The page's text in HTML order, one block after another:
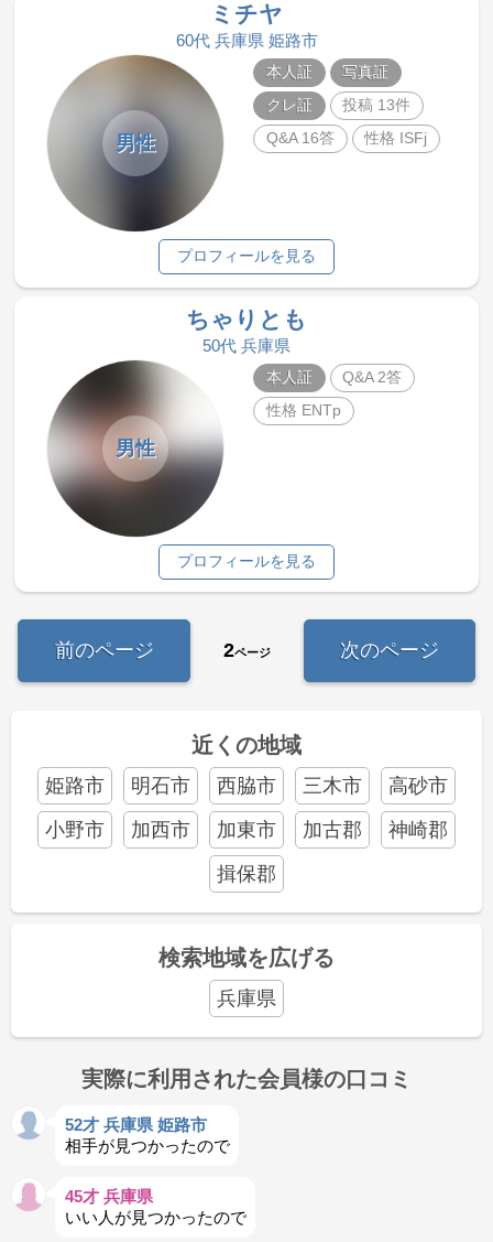
ミチヤ
60代 兵庫県 姫路市
男性
本人証
写真証
クレ証
投稿 13件
Q&A 16答
性格 ISFj
プロフィールを見る
ちゃりとも
50代 兵庫県
男性
本人証
Q&A 2答
性格 ENTp
プロフィールを見る
前のページ 2ページ 次のページ
近くの地域
姫路市 明石市 西脇市 三木市
高砂市
小野市
加西市 加東市 加古郡
神崎郡
揖保郡
検索地域を広げる
兵庫県
実際に利用された会員様の口コミ
52才 兵庫県 姫路市
相手が見つかったので
45才 兵庫県
いい人が見つかったので